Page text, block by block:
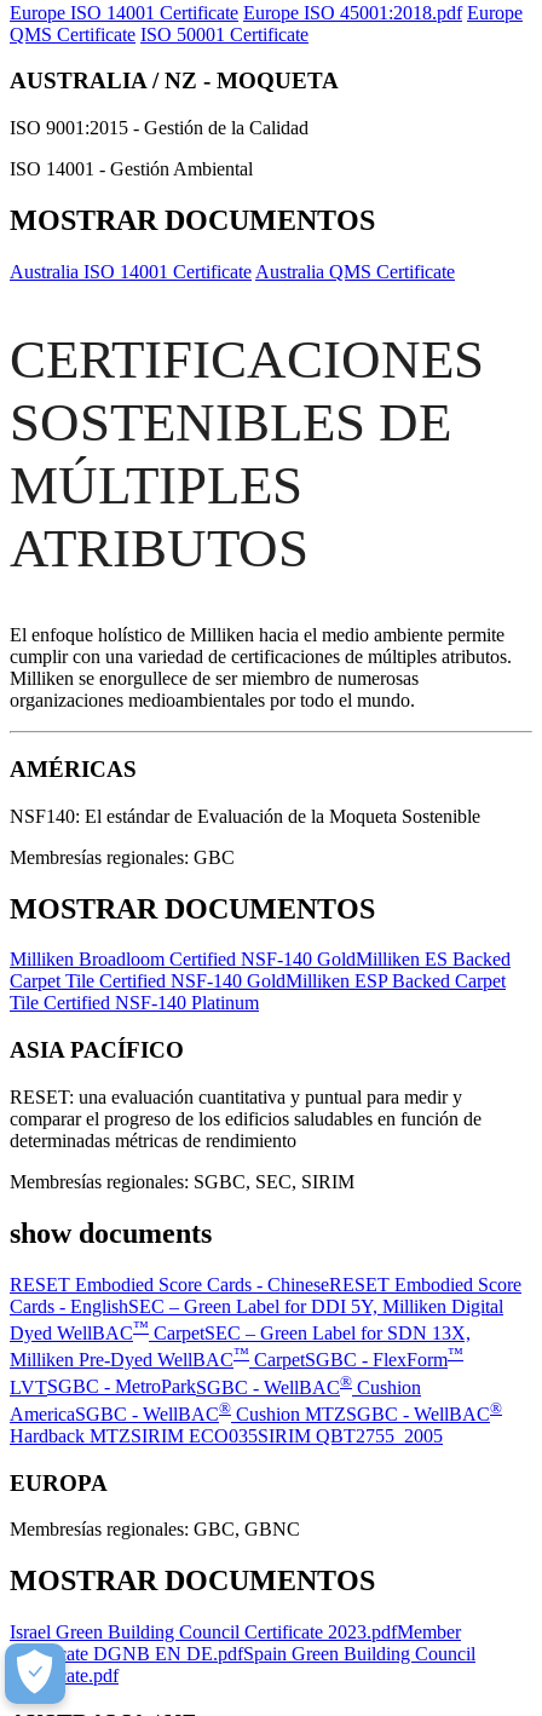
Europe ISO 14001 Certificate Europe ISO 45001:2018.pdf Europe
QMS Certificate ISO 50001 Certificate
AUSTRALIA / NZ - MOQUETA
ISO 9001:2015 - Gestión de la Calidad
ISO 14001 - Gestión Ambiental
MOSTRAR DOCUMENTOS
Australia ISO 14001 Certificate Australia QMS Certificate
CERTIFICACIONES
SOSTENIBLES DE
MÚLTIPLES
ATRIBUTOS
El enfoque holístico de Milliken hacia el medio ambiente permite
cumplir con una variedad de certificaciones de múltiples atributos.
Milliken se enorgullece de ser miembro de numerosas
organizaciones medioambientales por todo el mundo.
AMÉRICAS
NSF140: El estándar de Evaluación de la Moqueta Sostenible
Membresías regionales: GBC
MOSTRAR DOCUMENTOS
Milliken Broadloom Certified NSF-140 GoldMilliken ES Backed
Carpet Tile Certified NSF-140 GoldMilliken ESP Backed Carpet
Tile Certified NSF-140 Platinum
ASIA PACÍFICO
RESET: una evaluación cuantitativa y puntual para medir y
comparar el progreso de los edificios saludables en función de
determinadas métricas de rendimiento
Membresías regionales: SGBC, SEC, SIRIM
show documents
RESET Embodied Score Cards - ChineseRESET Embodied Score
Cards - EnglishSEC – Green Label for DDI 5Y, Milliken Digital
Dyed WellBAC™ CarpetSEC – Green Label for SDN 13X,
Milliken Pre-Dyed WellBAC™ CarpetSGBC - FlexForm™
LVTSGBC - MetroParkSGBC - WellBAC® Cushion
AmericaSGBC - WellBAC® Cushion MTZSGBC - WellBAC®
Hardback MTZSIRIM ECO035SIRIM QBT2755_2005
EUROPA
Membresías regionales: GBC, GBNC
MOSTRAR DOCUMENTOS
Israel Green Building Council Certificate 2023.pdfMember
Certificate DGNB EN DE.pdfSpain Green Building Council
Certificate.pdf